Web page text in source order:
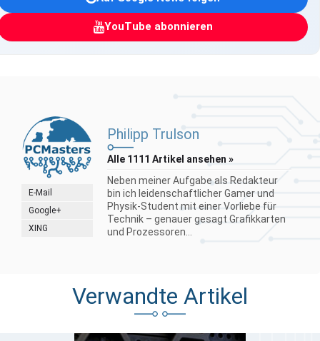
YouTube abonnieren
E-Mail
Google+
XING
Philipp Trulson
Alle 1111 Artikel ansehen »
Neben meiner Aufgabe als Redakteur
bin ich leidenschaftlicher Gamer und
Physik-Student mit einer Vorliebe für
Technik – genauer gesagt Grafikkarten
und Prozessoren...
Verwandte Artikel